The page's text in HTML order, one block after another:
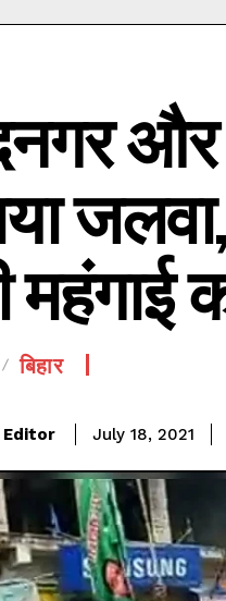
महंगाई
बिहार
Editor July 18, 2021